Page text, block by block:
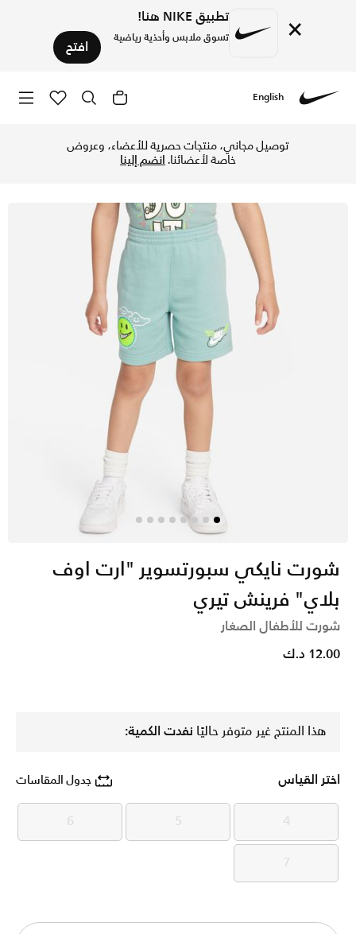
× تطبيق NIKE هنا!
تسوق ملابس وأحذية رياضية افتح
English
توصيل مجاني، منتجات حصرية للأعضاء، وعروض
خاصة لأعضائنا.انضم إلينا
شورت نايكي سبورتسوير "ارت اوف
بلاي" فرينش تيري
شورت للأطفال الصغار
12.00 د.ك
هذا المنتج غير متوفر حاليًا نفدت الكمية:
اختر القياس جدول المقاسات
4
5
5
6
6
7
7